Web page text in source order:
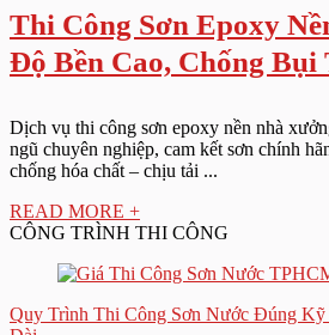
Thi Công Sơn Epoxy
Độ Bền Cao, Chống Bụi
Dịch vụ thi công sơn epoxy nền nhà
ngũ chuyên nghiệp, cam kết sơn chính
chống hóa chất – chịu tải ...
READ MORE +
CÔNG TRÌNH THI CÔNG
Quy Trình Thi Công Sơn Nước Đúng